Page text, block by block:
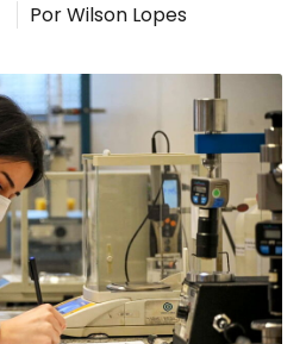
Por Wilson Lopes